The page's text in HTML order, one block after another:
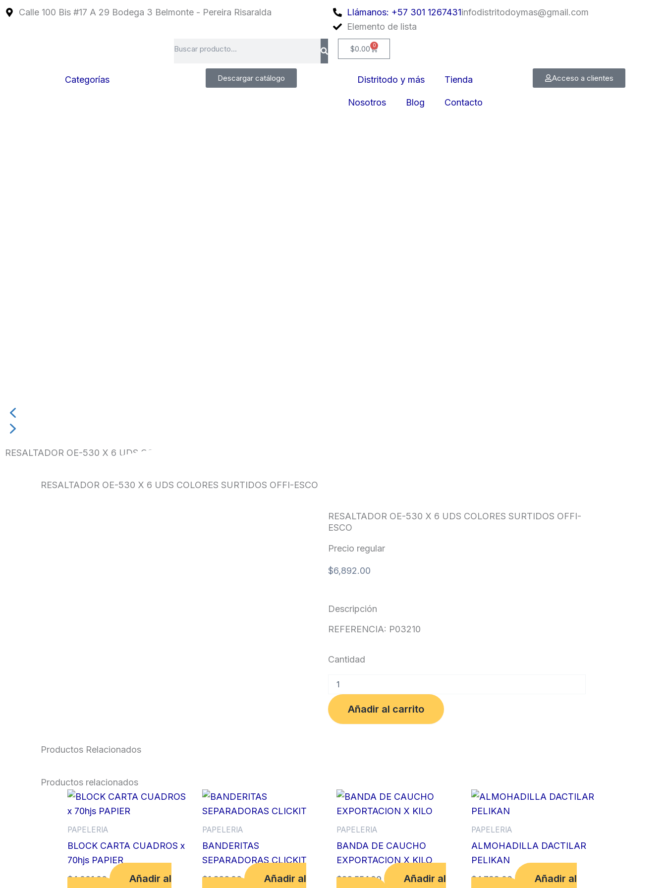
Calle 100 Bis #17 A 29 Bodega 3 Belmonte - Pereira Risaralda Llámanos: +57 301 1267431infodistritodoymas@gmail.com
Elemento de lista
$0.00 0
Cart
Categorías Descargar catálogo Distritodo y más Tienda
Nosotros Blog Contacto
Acceso a clientes
RESALTADOR OE-530 X 6 UDS COLORES SURTIDOS OFFI-ESCO
RESALTADOR OE-530 X 6 UDS COLORES SURTIDOS OFFI-ESCO
RESALTADOR OE-530 X 6 UDS COLORES SURTIDOS OFFI-
ESCO
Precio regular
$6,892.00
Descripción
REFERENCIA: P03210
Cantidad
OE-
530
X
6
Añadir al carrito
Productos Relacionados
Productos relacionados
PAPELERIA
BLOCK CARTA CUADROS x
70hjs PAPIER
$4,001.00
Añadir al
PAPELERIA
BANDERITAS
SEPARADORAS CLICKIT
$1,366.00
Añadir al
PAPELERIA
BANDA DE CAUCHO
EXPORTACION X KILO
$26,554.00
Añadir al
PAPELERIA
ALMOHADILLA DACTILAR
PELIKAN
$4,798.00
Añadir al